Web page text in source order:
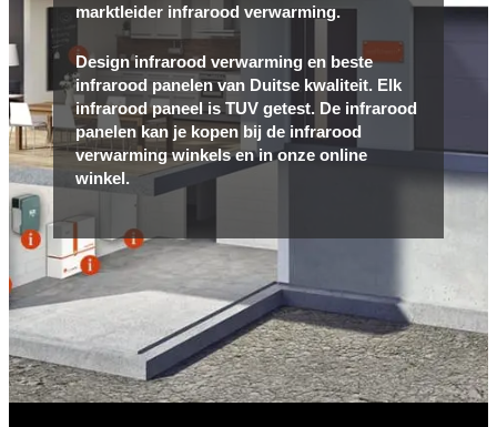
marktleider infrarood verwarming.
Design infrarood verwarming en beste
infrarood panelen van Duitse kwaliteit. Elk
infrarood paneel is TUV getest. De infrarood
panelen kan je kopen bij de infrarood
verwarming winkels en in onze online
winkel.